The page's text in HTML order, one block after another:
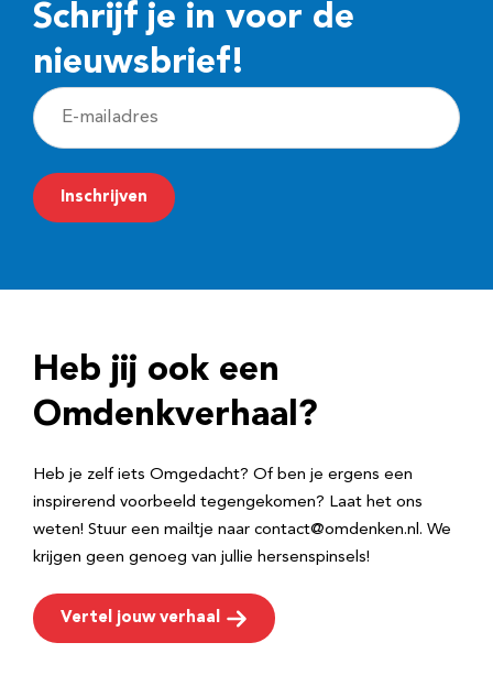
Schrijf je in voor de
nieuwsbrief!
E
-
m
a
r
e
Inschrijven
Heb jij ook een
Omdenkverhaal?
Heb je zelf iets Omgedacht? Of ben je ergens een
inspirerend voorbeeld tegengekomen? Laat het ons
weten! Stuur een mailtje naar contact@omdenken.nl. We
krijgen geen genoeg van jullie hersenspinsels!
Vertel jouw verhaal